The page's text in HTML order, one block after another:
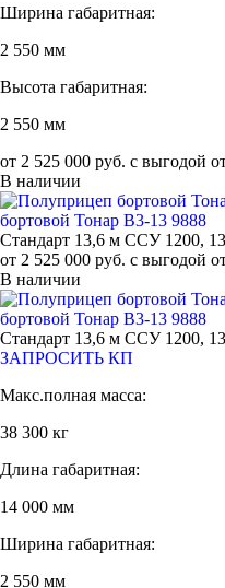
Ширина габаритная:
2 550 мм
Высота габаритная:
2 550 мм
от 2 525 000 руб. с выгодой
В наличии
бортовой Тонар B3-13 9888
Стандарт 13,6 м ССУ 1200,
от 2 525 000 руб. с выгодой
В наличии
бортовой Тонар B3-13 9888
Стандарт 13,6 м ССУ 1200,
ЗАПРОСИТЬ КП
Макс.полная масса:
38 300 кг
Длина габаритная:
14 000 мм
Ширина габаритная:
2 550 мм